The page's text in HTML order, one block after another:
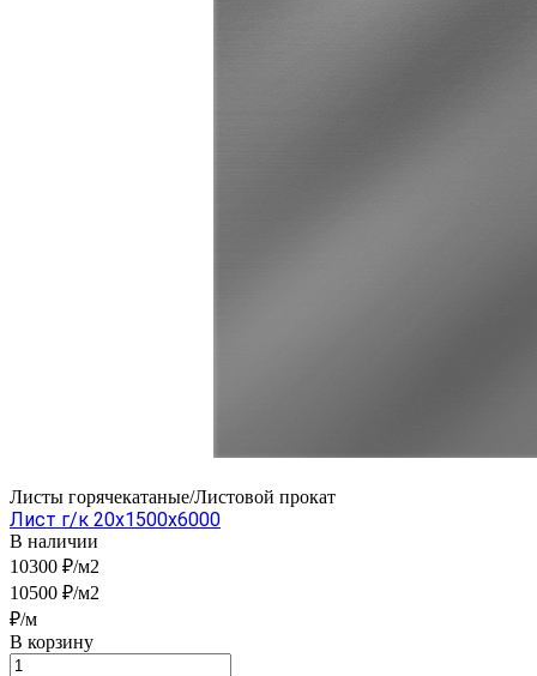
Листы горячекатаные/Листовой прокат
Лист г/к 20x1500x6000
В наличии
10300 ₽/м2
10500 ₽/м2
₽/м
В корзину